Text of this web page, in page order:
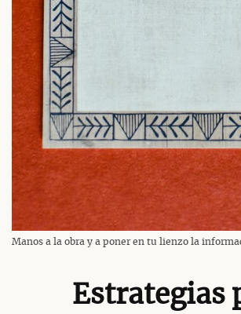
Manos a la obra y a poner en tu lienzo la
Estrategias